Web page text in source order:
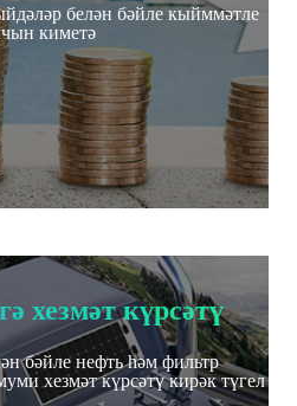
белән бәйле кыйммәтле
киметә
хезмәт күрсәтү
бәйле нефть һәм фильтр
хезмәт күрсәтү кирәк түгел